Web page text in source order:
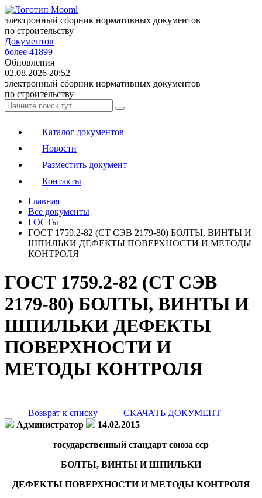
электронный сборник нормативных документов
по строительству
Документов
более 41899
Обновления
02.08.2026 20:52
электронный сборник нормативных документов
по строительству
Каталог документов
Новости
Разместить документ
Контакты
Главная
Все документы
ГОСТы
ГОСТ 1759.2-82 (CT СЭВ 2179-80) БОЛТЫ, ВИНТЫ И
ШПИЛЬКИ ДЕФЕКТЫ ПОВЕРХНОСТИ И МЕТОДЫ
КОНТРОЛЯ
ГОСТ 1759.2-82 (CT СЭВ
2179-80) БОЛТЫ, ВИНТЫ И
ШПИЛЬКИ ДЕФЕКТЫ
ПОВЕРХНОСТИ И
МЕТОДЫ КОНТРОЛЯ
Возврат к списку
СКАЧАТЬ ДОКУМЕНТ
Администратор
14.02.2015
государственный стандарт союза сср
БОЛТЫ, ВИНТЫ И ШПИЛЬКИ
ДЕФЕКТЫ ПОВЕРХНОСТИ И МЕТОДЫ КОНТРОЛЯ